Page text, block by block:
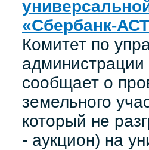
«Сбербанк-
Комитет по
администрации
сообщает о
земельного
который не
- аукцион) на